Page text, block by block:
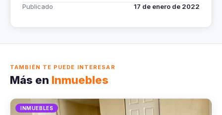
Publicado
17 de enero de 2022
TAMBIÉN TE PUEDE INTERESAR
Más en Inmuebles
INMUEBLES